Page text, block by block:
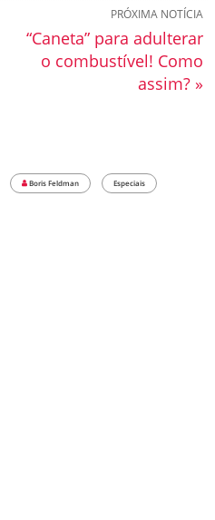
PRÓXIMA NOTÍCIA
“Caneta” para adulterar
o combustível! Como
assim? »
Boris Feldman Especiais